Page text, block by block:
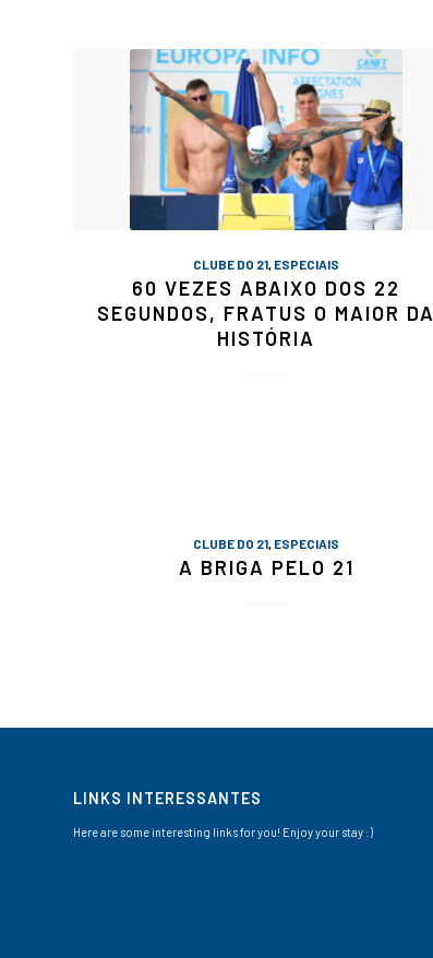
CLUBE DO 21, ESPECIAIS
60 VEZES ABAIXO DOS 22
SEGUNDOS, FRATUS O MAIOR DA
HISTÓRIA
CLUBE DO 21, ESPECIAIS
A BRIGA PELO 21
LINKS INTERESSANTES
Here are some interesting links for you! Enjoy your stay :)